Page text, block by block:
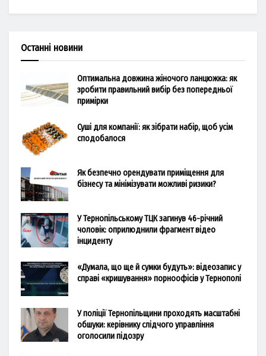
Останні новини
Оптимальна довжина жіночого ланцюжка: як
зробити правильний вибір без попередньої
примірки
Суші для компанії: як зібрати набір, щоб усім
сподобалося
Як безпечно орендувати приміщення для
бізнесу та мінімізувати можливі ризики?
У Тернопільському ТЦК загинув 46-річний
чоловік: оприлюднили фрагмент відео
інциденту
«Думала, що ще й сумки будуть»: відеозапис у
справі «кришування» порноофісів у Тернополі
У поліції Тернопільщини проходять масштабні
обшуки: керівнику слідчого управління
оголосили підозру